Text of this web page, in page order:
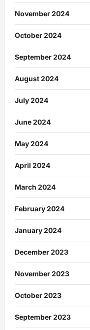
November 2024
October 2024
September 2024
August 2024
July 2024
June 2024
May 2024
April 2024
March 2024
February 2024
January 2024
December 2023
November 2023
October 2023
September 2023